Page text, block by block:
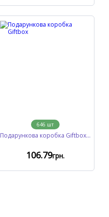
646 шт
Подарункова коробка Giftbox...
106.79грн.